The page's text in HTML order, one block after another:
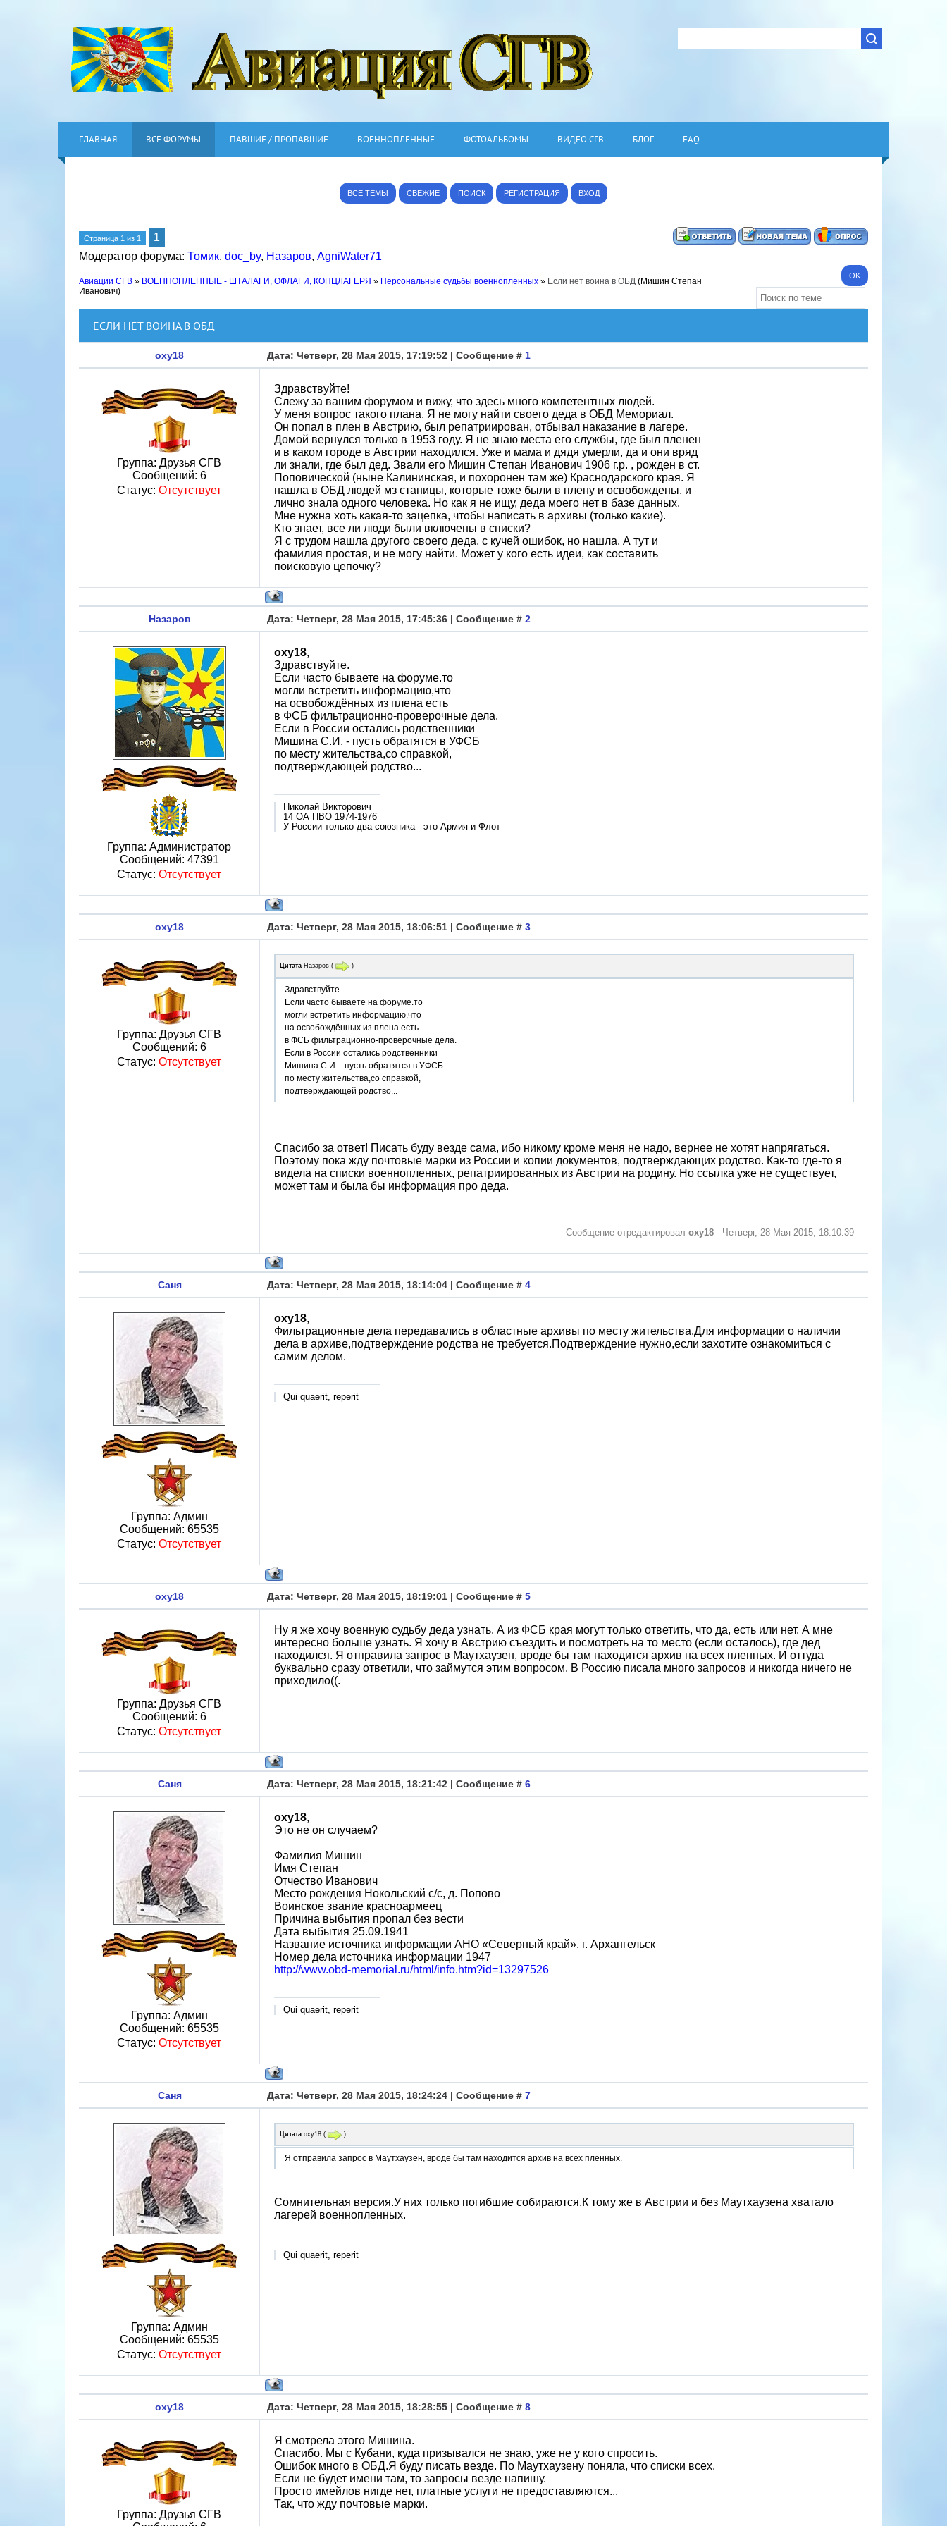
ГЛАВНАЯ ВСЕ ФОРУМЫ ПАВШИЕ / ПРОПАВШИЕ ВОЕННОПЛЕННЫЕ ФОТОАЛЬБОМЫ ВИДЕО СГВ БЛОГ FAQ
ВСЕ ТЕМЫ СВЕЖИЕ ПОИСК РЕГИСТРАЦИЯ ВХОД
Страница 1 из 1
1
Модератор форума: Томик, doc_by, Назаров, AgniWater71
Авиации СГВ » ВОЕННОПЛЕННЫЕ - ШТАЛАГИ, ОФЛАГИ, КОНЦЛАГЕРЯ » Персональные судьбы военнопленных » Если нет воина в ОБД (Мишин Степан
Иванович)
ЕСЛИ НЕТ ВОИНА В ОБД
oxy18 Дата: Четверг, 28 Мая 2015, 17:19:52 | Сообщение # 1
Группа: Друзья СГВ
Сообщений: 6
Статус: Отсутствует
Здравствуйте!
Слежу за вашим форумом и вижу, что здесь много компетентных людей.
У меня вопрос такого плана. Я не могу найти своего деда в ОБД Мемориал.
Он попал в плен в Австрию, был репатриирован, отбывал наказание в лагере.
Домой вернулся только в 1953 году. Я не знаю места его службы, где был пленен
и в каком городе в Австрии находился. Уже и мама и дядя умерли, да и они вряд
ли знали, где был дед. Звали его Мишин Степан Иванович 1906 г.р. , рожден в ст.
Поповической (ныне Калининская, и похоронен там же) Краснодарского края. Я
нашла в ОБД людей мз станицы, которые тоже были в плену и освобождены, и
лично знала одного человека. Но как я не ищу, деда моего нет в базе данных.
Мне нужна хоть какая-то зацепка, чтобы написать в архивы (только какие).
Кто знает, все ли люди были включены в списки?
Я с трудом нашла другого своего деда, с кучей ошибок, но нашла. А тут и
фамилия простая, и не могу найти. Может у кого есть идеи, как составить
поисковую цепочку?
Назаров Дата: Четверг, 28 Мая 2015, 17:45:36 | Сообщение # 2
Группа: Администратор
Сообщений: 47391
Статус: Отсутствует
oxy18,
Здравствуйте.
Если часто бываете на форуме.то
могли встретить информацию,что
на освобождённых из плена есть
в ФСБ фильтрационно-проверочные дела.
Если в России остались родственники
Мишина С.И. - пусть обратятся в УФСБ
по месту жительства,со справкой,
подтверждающей родство...
Николай Викторович
14 ОА ПВО 1974-1976
У России только два союзника - это Армия и Флот
oxy18 Дата: Четверг, 28 Мая 2015, 18:06:51 | Сообщение # 3
Группа: Друзья СГВ
Сообщений: 6
Статус: Отсутствует
Цитата Назаров ( )
Здравствуйте.
Если часто бываете на форуме.то
могли встретить информацию,что
на освобождённых из плена есть
в ФСБ фильтрационно-проверочные дела.
Если в России остались родственники
Мишина С.И. - пусть обратятся в УФСБ
по месту жительства,со справкой,
подтверждающей родство...
Спасибо за ответ! Писать буду везде сама, ибо никому кроме меня не надо, вернее не хотят напрягаться.
Поэтому пока жду почтовые марки из России и копии документов, подтверждающих родство. Как-то где-то я
видела на списки военнопленных, репатриированных из Австрии на родину. Но ссылка уже не существует,
может там и была бы информация про деда.
Сообщение отредактировал oxy18 - Четверг, 28 Мая 2015, 18:10:39
Саня Дата: Четверг, 28 Мая 2015, 18:14:04 | Сообщение # 4
Группа: Админ
Сообщений: 65535
Статус: Отсутствует
oxy18,
Фильтрационные дела передавались в областные архивы по месту жительства.Для информации о наличии
дела в архиве,подтверждение родства не требуется.Подтверждение нужно,если захотите ознакомиться с
самим делом.
Qui quaerit, reperit
oxy18 Дата: Четверг, 28 Мая 2015, 18:19:01 | Сообщение # 5
Группа: Друзья СГВ
Сообщений: 6
Статус: Отсутствует
Ну я же хочу военную судьбу деда узнать. А из ФСБ края могут только ответить, что да, есть или нет. А мне
интересно больше узнать. Я хочу в Австрию съездить и посмотреть на то место (если осталось), где дед
находился. Я отправила запрос в Маутхаузен, вроде бы там находится архив на всех пленных. И оттуда
буквально сразу ответили, что займутся этим вопросом. В Россию писала много запросов и никогда ничего не
приходило((.
Саня Дата: Четверг, 28 Мая 2015, 18:21:42 | Сообщение # 6
Группа: Админ
Сообщений: 65535
Статус: Отсутствует
oxy18,
Это не он случаем?
Фамилия Мишин
Имя Степан
Отчество Иванович
Место рождения Нокольский с/с, д. Попово
Воинское звание красноармеец
Причина выбытия пропал без вести
Дата выбытия 25.09.1941
Название источника информации АНО «Северный край», г. Архангельск
Номер дела источника информации 1947
http://www.obd-memorial.ru/html/info.htm?id=13297526
Qui quaerit, reperit
Саня Дата: Четверг, 28 Мая 2015, 18:24:24 | Сообщение # 7
Группа: Админ
Сообщений: 65535
Статус: Отсутствует
Цитата oxy18 ( )
Я отправила запрос в Маутхаузен, вроде бы там находится архив на всех пленных.
Сомнительная версия.У них только погибшие собираются.К тому же в Австрии и без Маутхаузена хватало
лагерей военнопленных.
Qui quaerit, reperit
oxy18 Дата: Четверг, 28 Мая 2015, 18:28:55 | Сообщение # 8
Группа: Друзья СГВ
Я смотрела этого Мишина.
Спасибо. Мы с Кубани, куда призывался не знаю, уже не у кого спросить.
Ошибок много в ОБД.Я буду писать везде. По Маутхаузену поняла, что списки всех.
Если не будет имени там, то запросы везде напишу.
Просто имейлов нигде нет, платные услуги не предоставляются...
Так, что жду почтовые марки.